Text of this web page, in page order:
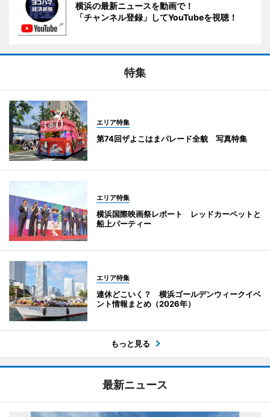
横浜の最新ニュースを動画で！
「チャンネル登録」してYouTubeを視聴！
特集
エリア特集
第74回ザよこはまパレード全貌 写真特集
エリア特集
横浜国際映画祭レポート レッドカーペットと
船上パーティー
エリア特集
連休どこいく？ 横浜ゴールデンウィークイベ
ント情報まとめ（2026年）
もっと見る
最新ニュース